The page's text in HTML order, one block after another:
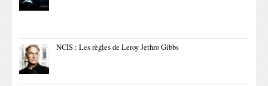
NCIS : Les règles de Leroy Jethro Gibbs